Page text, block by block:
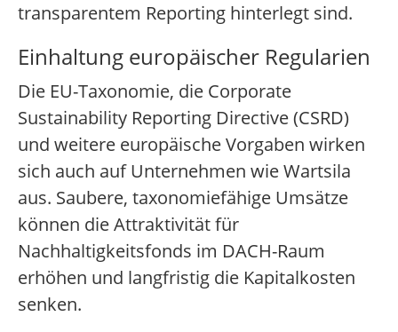
transparentem Reporting hinterlegt sind.
Einhaltung europäischer Regularien
Die EU-Taxonomie, die Corporate
Sustainability Reporting Directive (CSRD)
und weitere europäische Vorgaben wirken
sich auch auf Unternehmen wie Wartsila
aus. Saubere, taxonomiefähige Umsätze
können die Attraktivität für
Nachhaltigkeitsfonds im DACH-Raum
erhöhen und langfristig die Kapitalkosten
senken.